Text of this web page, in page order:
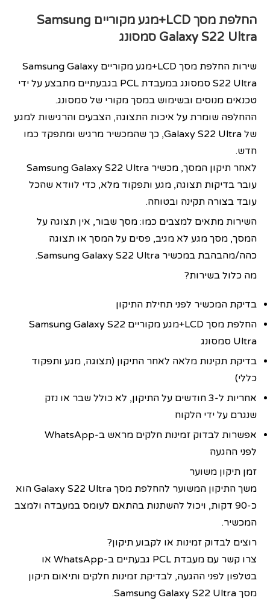
החלפת מסך LCD+מגע מקוריים
Samsung
GalaxyS22 Ultra סמסונג
שירות החלפת מסך LCD+מגע מקוריים Samsung Galaxy
S22 Ultra סמסונג במעבדת PCL בגבעתיים מתבצע על ידי
טכנאים מנוסים ובשימוש במסך מקורי של סמסונג.
ההחלפה שומרת על איכות התצוגה, הצבעים והרגישות למגע
של Galaxy S22 Ultra, כך שהמכשיר מרגיש ומתפקד כמו
חדש.
לאחר תיקון המסך, מכשיר Samsung Galaxy S22 Ultra
עובר בדיקות תצוגה, מגע ותפקוד מלא, כדי לוודא שהכל
עובד בצורה תקינה ובטוחה.
השירות מתאים למצבים כמו: מסך שבור, אין תצוגה על
המסך, מסך מגע לא מגיב, פסים על המסך או תצוגה
כהה/מהבהבת במכשיר Samsung Galaxy S22 Ultra.
מה כלול בשירות?
בדיקת המכשיר לפני תחילת התיקון
החלפת מסך LCD+מגע מקוריים Samsung Galaxy S22
Ultra סמסונג
בדיקת תקינות מלאה לאחר התיקון (תצוגה, מגע ותפקוד
כללי)
אחריות ל‑3 חודשים על התיקון, לא כולל שבר או נזק
שנגרם על ידי הלקוח
אפשרות לבדוק זמינות חלקים מראש ב‑WhatsApp
לפני ההגעה
זמן תיקון משוער
משך התיקון המשוער להחלפת מסך Galaxy S22 Ultra הוא
כ‑90 דקות, ויכול להשתנות בהתאם לעומס במעבדה ולמצב
המכשיר.
רוצים לבדוק זמינות או לקבוע תיקון?
צרו קשר עם מעבדת PCL גבעתיים ב‑WhatsApp או
בטלפון לפני ההגעה, לבדיקת זמינות חלקים ותיאום תיקון
מסך Samsung Galaxy S22 Ultra.